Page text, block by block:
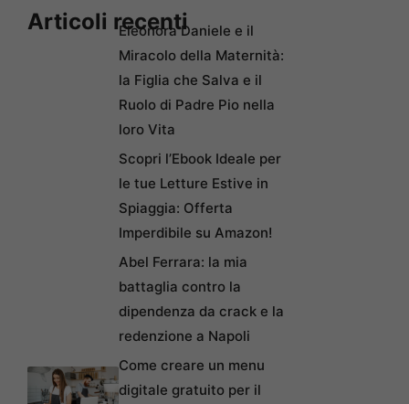
Articoli recentiEleonora Daniele e il
Miracolo della Maternità:
la Figlia che Salva e il
Ruolo di Padre Pio nella
loro Vita
Scopri l’Ebook Ideale per
le tue Letture Estive in
Spiaggia: Offerta
Imperdibile su Amazon!
Abel Ferrara: la mia
battaglia contro la
dipendenza da crack e la
redenzione a Napoli
Come creare un menu
digitale gratuito per il